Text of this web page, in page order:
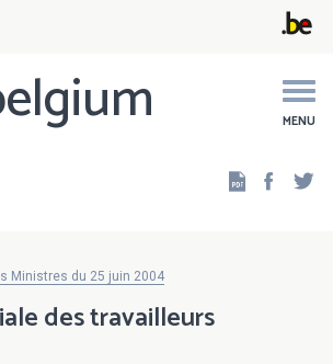
MENU
Ministres du 25 juin 2004
des travailleurs